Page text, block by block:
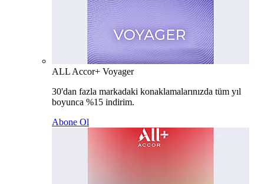
ALL Accor+ Voyager
30'dan fazla markadaki konaklamalarınızda tüm yıl
boyunca %15 indirim.
Abone Ol